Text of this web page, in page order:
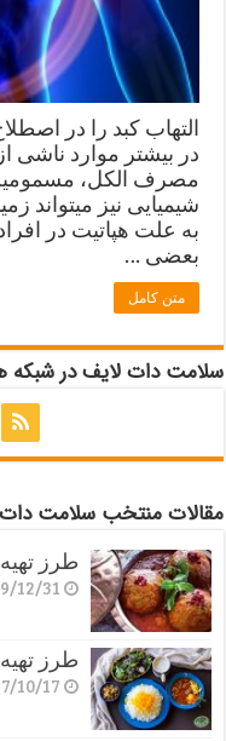
التهاب کبد را در
در بیشتر موارد
مصرف الکل،
شیمیایی نیز میتواند
به علت هپاتیت در
بعضی …
متن کامل
سلامت دات لایف در شبکه
مقالات منتخب سلامت
طرز
12/31
طرز تهیه
10/17